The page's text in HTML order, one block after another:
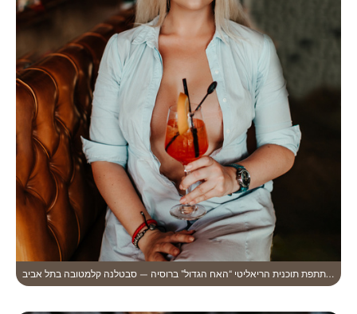
משתתפת תוכנית הריאליטי “האח הגדול” ברוסיה — סבטלנה קלמטובה בתל אביב.